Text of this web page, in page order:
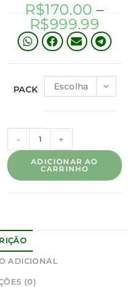
R$170.00 –
R$999.99
PACK
Escolha
- +
ADICIONAR AO
CARRINHO
ADICIONAL
(0)